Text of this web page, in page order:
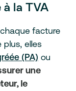
la TVA
facture
plus, elles
(PA) ou
une
le